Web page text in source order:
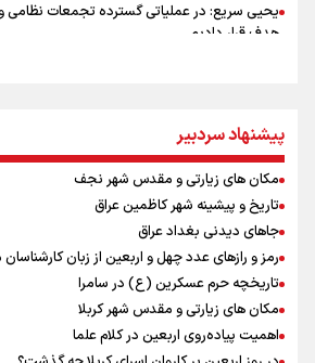
یحیی سریع: در عملیاتی گسترده تجمعات نظامی
هدف قرار دادیم
کانادا دو مظنون تیراندازی در نزدیکی کنسولگری
داشته باشد
افزایش تعداد قربانیان تیراندازی در مدرسه
زد، بازار داخلی در انتظار تعیین تکلیف دلار
میان صعود و سقوط
دانیال شه‌بخش: اردوی ازبکستان کیفیت فنی تیم ملی
مدال ناگویا باید قهرمانان جهان و المپیک را
گوشت ارزان نمی‌شود
علیرضا نصیری وزنه‌برداری
پیشنهاد سردبیر
مکان های زیارتی و مقدس شهر نجف
تاریخ و پیشینه شهر کاظمین عراق
جاهای دیدنی بغداد عراق
رمز و رازهای عدد چهل و اربعین از زبان
تاریخچه حرم عسکرین (ع) در سامرا
مکان های زیارتی و مقدس شهر کربلا
اهمیت پیاده‌روی اربعین در کلام علما